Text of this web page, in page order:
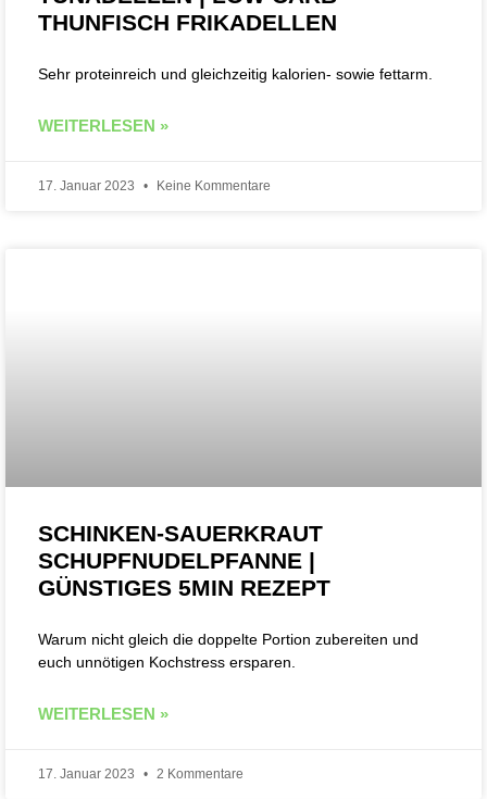
THUNFISCH FRIKADELLEN
Sehr proteinreich und gleichzeitig kalorien- sowie fettarm.
WEITERLESEN »
17. Januar 2023 Keine Kommentare
SCHINKEN-SAUERKRAUT
SCHUPFNUDELPFANNE |
GÜNSTIGES 5MIN REZEPT
Warum nicht gleich die doppelte Portion zubereiten und
euch unnötigen Kochstress ersparen.
WEITERLESEN »
17. Januar 2023 2 Kommentare